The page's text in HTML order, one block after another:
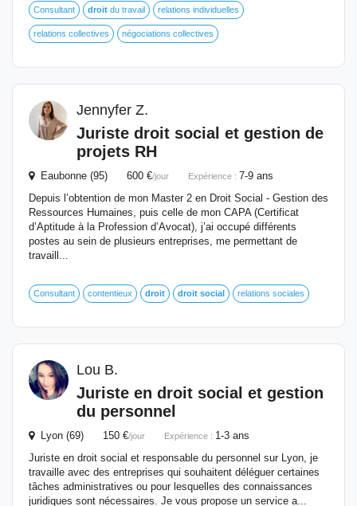
Consultant droit du travail relations individuelles
relations collectives négociations collectives
Jennyfer Z.
Juriste droit social et gestion de
projets RH
Eaubonne (95) 600 €/jour Expérience : 7-9 ans
Depuis l’obtention de mon Master 2 en Droit Social - Gestion des
Ressources Humaines, puis celle de mon CAPA (Certificat
d’Aptitude à la Profession d’Avocat), j’ai occupé différents
postes au sein de plusieurs entreprises, me permettant de
travaill...
Consultant contentieux droit droit social relations sociales
Lou B.
Juriste en droit social et gestion
du personnel
Lyon (69) 150 €/jour Expérience : 1-3 ans
Juriste en droit social et responsable du personnel sur Lyon, je
travaille avec des entreprises qui souhaitent déléguer certaines
tâches administratives ou pour lesquelles des connaissances
juridiques sont nécessaires. Je vous propose un service a...